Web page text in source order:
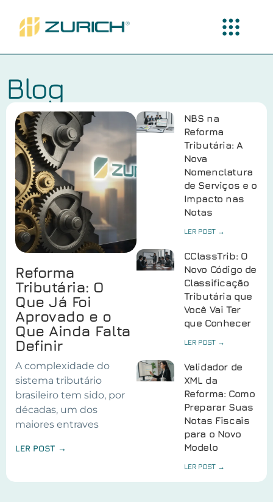
Blog
Reforma
Tributária: O
Que Já Foi
Aprovado e o
Que Ainda Falta
Definir
A complexidade do
sistema tributário
brasileiro tem sido, por
décadas, um dos
maiores entraves
LER POST →
NBS na
Reforma
Tributária: A
Nova
Nomenclatura
de Serviços e o
Impacto nas
Notas
LER POST →
CClassTrib: O
Novo Código de
Classificação
Tributária que
Você Vai Ter
que Conhecer
LER POST →
Validador de
XML da
Reforma: Como
Preparar Suas
Notas Fiscais
para o Novo
Modelo
LER POST →